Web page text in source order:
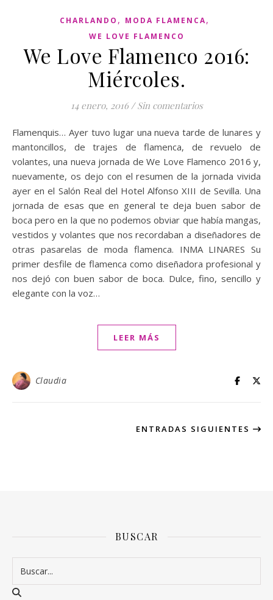
CHARLANDO , MODA FLAMENCA,
WE LOVE FLAMENCO
We Love Flamenco 2016:
Miércoles.
14 enero, 2016 / Sin comentarios
Flamenquis… Ayer tuvo lugar una nueva tarde de lunares y
mantoncillos, de trajes de flamenca, de revuelo de
volantes, una nueva jornada de We Love Flamenco 2016 y,
nuevamente, os dejo con el resumen de la jornada vivida
ayer en el Salón Real del Hotel Alfonso XIII de Sevilla. Una
jornada de esas que en general te deja buen sabor de
boca pero en la que no podemos obviar que había mangas,
vestidos y volantes que nos recordaban a diseñadores de
otras pasarelas de moda flamenca. INMA LINARES Su
primer desfile de flamenca como diseñadora profesional y
nos dejó con buen sabor de boca. Dulce, fino, sencillo y
elegante con la voz…
LEER MÁS
Claudia
ENTRADAS SIGUIENTES
BUSCAR